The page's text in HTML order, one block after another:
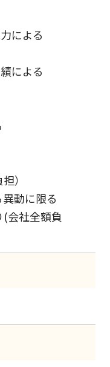
による
による
）
動に限る
(会社全額負